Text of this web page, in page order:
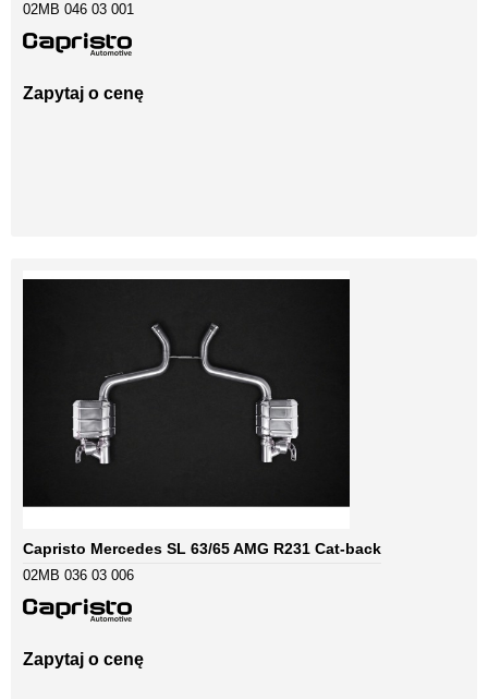
02MB 046 03 001
Zapytaj o cenę
Capristo Mercedes SL 63/65 AMG R231 Cat-back
02MB 036 03 006
Zapytaj o cenę